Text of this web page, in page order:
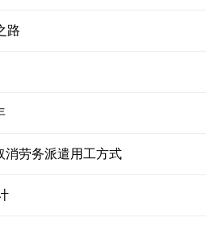
路
消劳务派遣用工方式